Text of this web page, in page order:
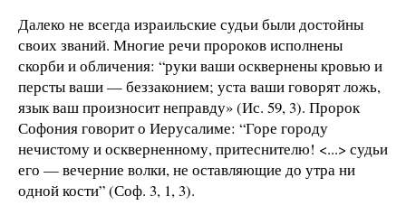
Далеко не всегда израильские судьи были достойны
своих званий. Многие речи пророков исполнены
скорби и обличения: “руки ваши осквернены кровью и
персты ваши — беззаконием; уста ваши говорят ложь,
язык ваш произносит неправду» (Ис. 59, 3). Пророк
Софония говорит о Иерусалиме: “Горе городу
нечистому и оскверненному, притеснителю! <...> судьи
его — вечерние волки, не оставляющие до утра ни
одной кости” (Соф. 3, 1, 3).